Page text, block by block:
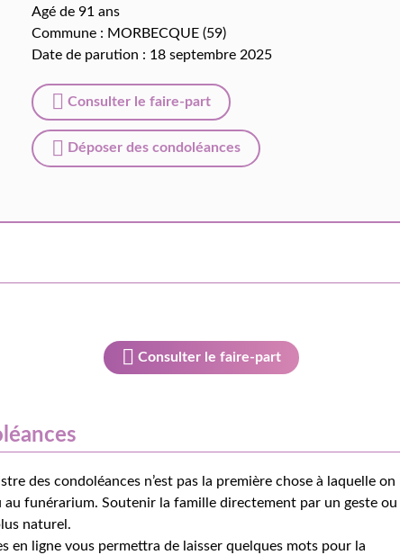
Agé de 91 ans
Commune : MORBECQUE (59)
Date de parution : 18 septembre 2025
Consulter le faire-part
Déposer des condoléances
Consulter le faire-part
des condoléances n’est pas la première chose à laquelle on
au funérarium. Soutenir la famille directement par un geste ou
naturel.
en ligne vous permettra de laisser quelques mots pour la